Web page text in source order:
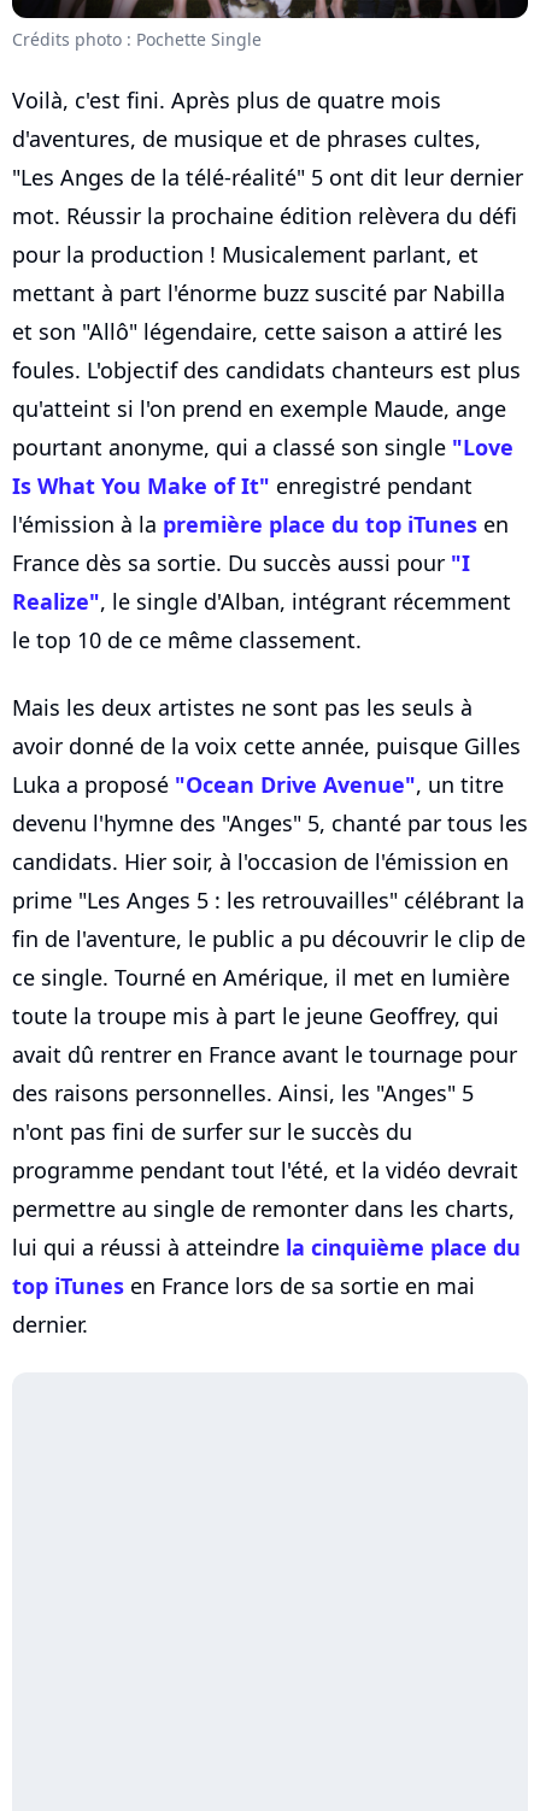
Crédits photo : Pochette Single
Voilà, c'est fini. Après plus de quatre mois
d'aventures, de musique et de phrases cultes,
"Les Anges de la télé-réalité" 5 ont dit leur dernier
mot. Réussir la prochaine édition relèvera du défi
pour la production ! Musicalement parlant, et
mettant à part l'énorme buzz suscité par Nabilla
et son "Allô" légendaire, cette saison a attiré les
foules. L'objectif des candidats chanteurs est plus
qu'atteint si l'on prend en exemple Maude, ange
pourtant anonyme, qui a classé son single "Love
Is What You Make of It" enregistré pendant
l'émission à la première place du top iTunes en
France dès sa sortie. Du succès aussi pour "I
Realize", le single d'Alban, intégrant récemment
le top 10 de ce même classement.
Mais les deux artistes ne sont pas les seuls à
avoir donné de la voix cette année, puisque Gilles
Luka a proposé "Ocean Drive Avenue", un titre
devenu l'hymne des "Anges" 5, chanté par tous les
candidats. Hier soir, à l'occasion de l'émission en
prime "Les Anges 5 : les retrouvailles" célébrant la
fin de l'aventure, le public a pu découvrir le clip de
ce single. Tourné en Amérique, il met en lumière
toute la troupe mis à part le jeune Geoffrey, qui
avait dû rentrer en France avant le tournage pour
des raisons personnelles. Ainsi, les "Anges" 5
n'ont pas fini de surfer sur le succès du
programme pendant tout l'été, et la vidéo devrait
permettre au single de remonter dans les charts,
lui qui a réussi à atteindre la cinquième place du
top iTunes en France lors de sa sortie en mai
dernier.